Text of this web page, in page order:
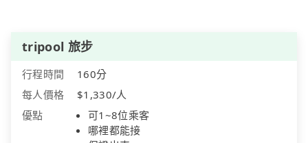
tripool 旅步
行程時間
160分
每人價格
$1,330/人
優點
可1~8位乘客
哪裡都能接